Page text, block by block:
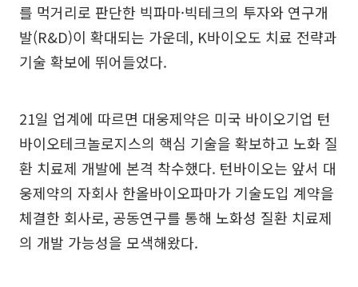
를 먹거리로 판단한 빅파마·빅테크의 투자와 연구개
발(R&D)이 확대되는 가운데, K바이오도 치료 전략과
기술 확보에 뛰어들었다.
21일 업계에 따르면 대웅제약은 미국 바이오기업 턴
바이오테크놀로지스의 핵심 기술을 확보하고 노화 질
환 치료제 개발에 본격 착수했다. 턴바이오는 앞서 대
웅제약의 자회사 한올바이오파마가 기술도입 계약을
체결한 회사로, 공동연구를 통해 노화성 질환 치료제
의 개발 가능성을 모색해왔다.